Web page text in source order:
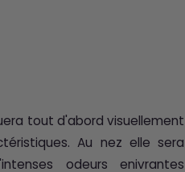
tout d'abord visuellement
Au nez elle sera
odeurs enivrantes